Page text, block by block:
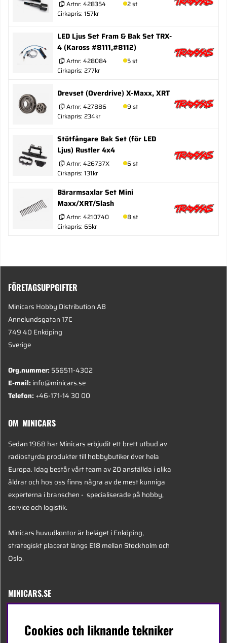
Artnr: 428354
2 st
Cirkapris: 157kr
LED Ljus Set Fram & Bak Set TRX-
4 (Kaross #8111,#8112)
Artnr: 428084
5 st
Cirkapris: 277kr
Drevset (Overdrive) X-Maxx, XRT
Artnr: 427886
9 st
Cirkapris: 234kr
Stötfångare Bak Set (för LED
Ljus) Rustler 4x4
Artnr: 426737X
6 st
Cirkapris: 131kr
Bärarmsaxlar Set Mini
Maxx/XRT/Slash
Artnr: 4210740
8 st
Cirkapris: 65kr
FÖRETAGSUPPGIFTER
Minicars Hobby Distribution AB
Annelundsgatan 17C
749 40 Enköping
Sverige
Org.nummer:556511-4302
E-mail:info@minicars.se
Telefon:+46-171-14 30 00
OM MINICARS
Sedan 1968 har Minicars erbjudit ett brett utbud av
radiostyrda produkter till hobbybutiker över hela
Europa. Idag består vårt team av 20 anställda i olika
åldrar och hos oss finns några av de mest kunniga
experterna i branschen - specialiserade på hobby,
service och logistik.
Minicars huvudkontor är beläget i Enköping,
strategiskt placerat längs E18 mellan Stockholm och
Oslo.
MINICARS.SE
Cookies och liknande tekniker